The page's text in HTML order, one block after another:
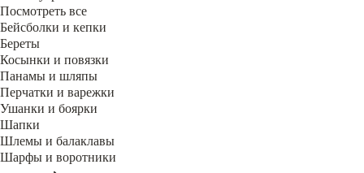
Посмотреть все
Бейсболки и кепки
Береты
Косынки и повязки
Панамы и шляпы
Перчатки и варежки
Ушанки и боярки
Шапки
Шлемы и балаклавы
Шарфы и воротники